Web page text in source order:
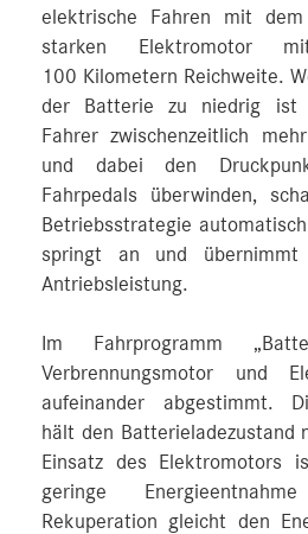
elektrische Fahren mit
starken Elektromotor
100 Kilometern Reichweite.
der Batterie zu niedrig ist
Fahrer zwischenzeitlich
und dabei den
Fahrpedals überwinden,
Betriebsstrategie
springt an und übernimmt
Antriebsleistung.
Im Fahrprogramm
Verbrennungsmotor und
aufeinander abgestimmt.
hält den Batterieladezustand
Einsatz des Elektromotors
geringe
Rekuperation gleicht den